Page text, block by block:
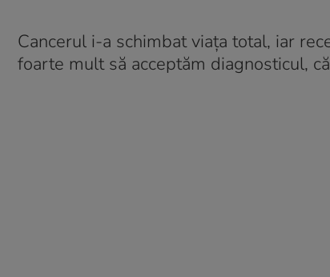
Cancerul i-a schimbat viața total, iar
foarte mult să acceptăm diagnosticul,